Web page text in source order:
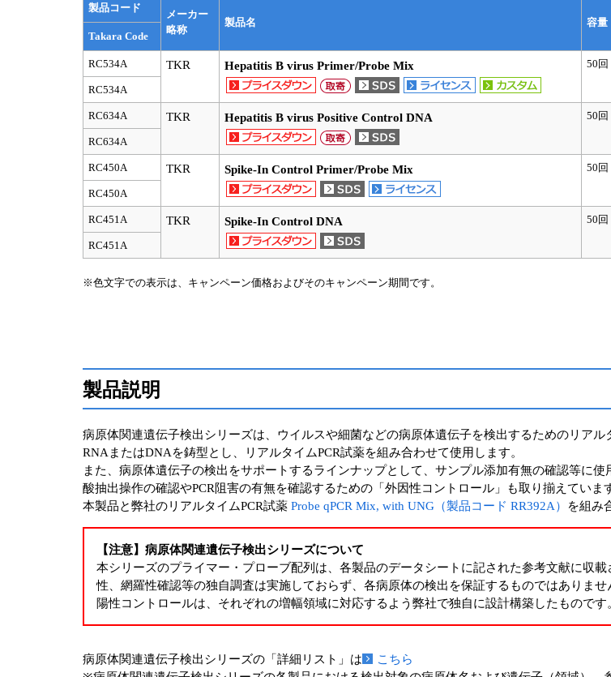
製品コード
メーカー
略称
製品名 容量
Takara Code
RC534A TKR Hepatitis B virus Primer/Probe Mix 50回
RC534A
RC634A TKR Hepatitis B virus Positive Control DNA 50回
RC634A
RC450A TKR Spike-In Control Primer/Probe Mix 50回
RC450A
RC451A TKR Spike-In Control DNA 50回
RC451A
※色文字での表示は、キャンペーン価格およびそのキャンペーン期間です。
製品説明
病原体関連遺伝子検出シリーズは、ウイルスや細菌などの病原体遺伝子を検出するためのリア
RNAまたはDNAを鋳型とし、リアルタイムPCR試薬を組み合わせて使用します。
また、病原体遺伝子の検出をサポートするラインナップとして、サンプル添加有無の確認等に
酸抽出操作の確認やPCR阻害の有無を確認するための「外因性コントロール」も取り揃えていま
本製品と弊社のリアルタイムPCR試薬 Probe qPCR Mix, with UNG（製品コード RR392A） を組み
【注意】病原体関連遺伝子検出シリーズについて
本シリーズのプライマー・プローブ配列は、各製品のデータシートに記された参考文献に収
性、網羅性確認等の独自調査は実施しておらず、各病原体の検出を保証するものではありませ
陽性コントロールは、それぞれの増幅領域に対応するよう弊社で独自に設計構築したもので
病原体関連遺伝子検出シリーズの「詳細リスト」は
こちら